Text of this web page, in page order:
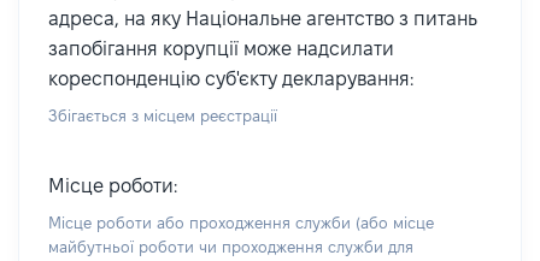
адреса, на яку Національне агентство з питань
запобігання корупції може надсилати
кореспонденцію суб'єкту декларування:
Збігається з місцем реєстрації
Місце роботи:
Місце роботи або проходження служби (або місце
майбутньої роботи чи проходження служби для